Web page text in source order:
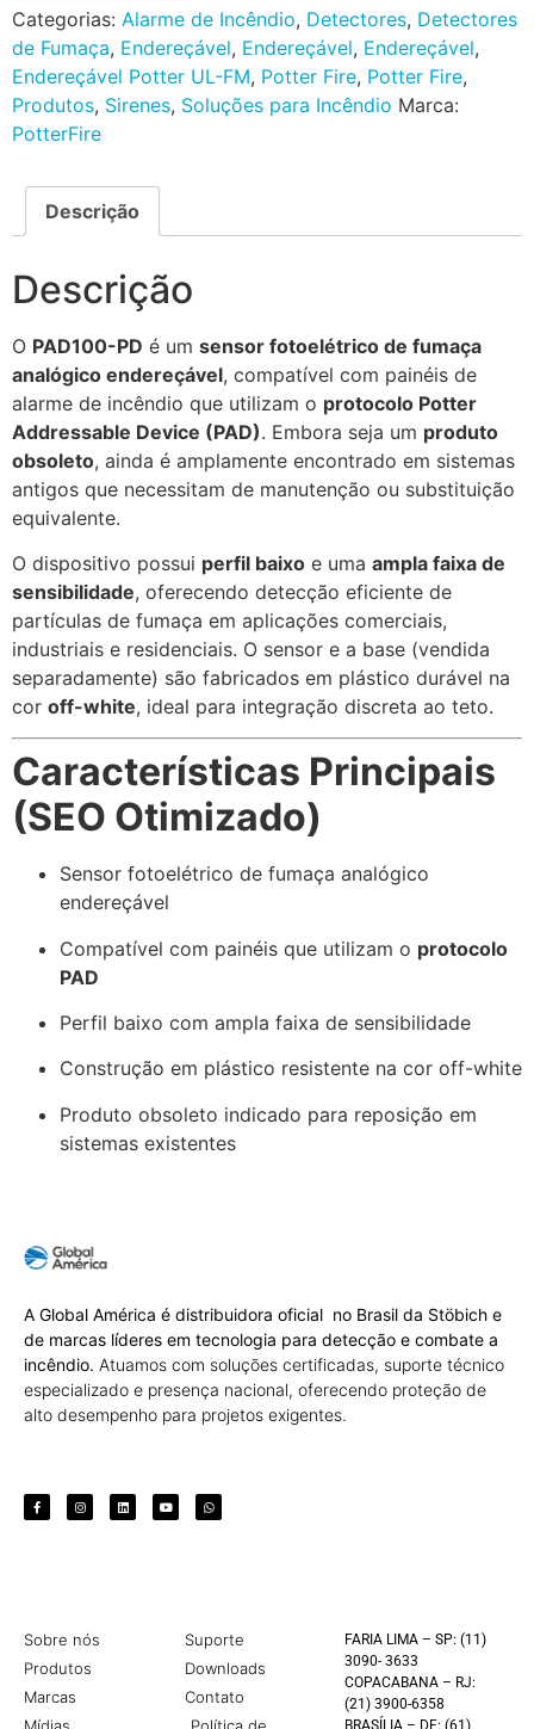
Categorias: Alarme de Incêndio, Detectores, Detectores
de Fumaça, Endereçável, Endereçável, Endereçável,
Endereçável Potter UL-FM, Potter Fire, Potter Fire,
Produtos, Sirenes, Soluções para Incêndio Marca:
PotterFire
Descrição
Descrição
O PAD100-PD é um sensor fotoelétrico de fumaça
analógico endereçável, compatível com painéis de
alarme de incêndio que utilizam o protocolo Potter
Addressable Device (PAD). Embora seja um produto
obsoleto, ainda é amplamente encontrado em sistemas
antigos que necessitam de manutenção ou substituição
equivalente.
O dispositivo possui perfil baixo e uma ampla faixa de
sensibilidade, oferecendo detecção eficiente de
partículas de fumaça em aplicações comerciais,
industriais e residenciais. O sensor e a base (vendida
separadamente) são fabricados em plástico durável na
cor off-white, ideal para integração discreta ao teto.
Características Principais
(SEO Otimizado)
Sensor fotoelétrico de fumaça analógico
endereçável
Compatível com painéis que utilizam o protocolo
PAD
Perfil baixo com ampla faixa de sensibilidade
Construção em plástico resistente na cor off-white
Produto obsoleto indicado para reposição em
sistemas existentes
A Global América é distribuidora oficial no Brasil da Stöbich e
de marcas líderes em tecnologia para detecção e combate a
incêndio. Atuamos com soluções certificadas, suporte técnico
especializado e presença nacional, oferecendo proteção de
alto desempenho para projetos exigentes.
Sobre nós
Produtos
Marcas
Suporte
Downloads
Contato
FARIA LIMA – SP: (11)
3090- 3633
COPACABANA – RJ:
(21) 3900-6358